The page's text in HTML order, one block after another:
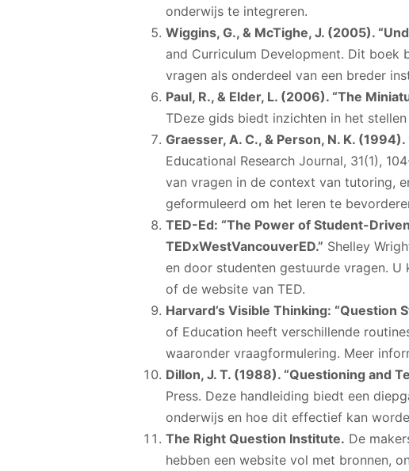
onderwijs te integreren.
Wiggins, G., & McTighe, J. (2005).
and Curriculum Development. Dit boek
vragen als onderdeel van een breder
Paul, R., & Elder, L. (2006). “The
TDeze gids biedt inzichten in het
Graesser, A. C., & Person, N. K.
Educational Research Journal, 31(1),
van vragen in de context van tutoring,
geformuleerd om het leren te
TED-Ed: “The Power of Student-
TEDxWestVancouverED.” Shelley
en door studenten gestuurde vragen.
of de website van TED.
Harvard’s Visible Thinking: “Question
of Education heeft verschillende
waaronder vraagformulering. Meer
Dillon, J. T. (1988). “Questioning and
Press. Deze handleiding biedt een
onderwijs en hoe dit effectief kan
The Right Question Institute. De
hebben een website vol met bronnen,